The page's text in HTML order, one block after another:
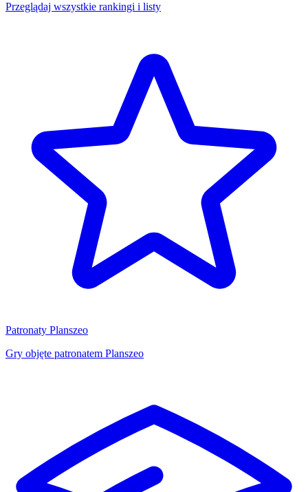
Przeglądaj wszystkie rankingi i listy
Patronaty Planszeo
Gry objęte patronatem Planszeo